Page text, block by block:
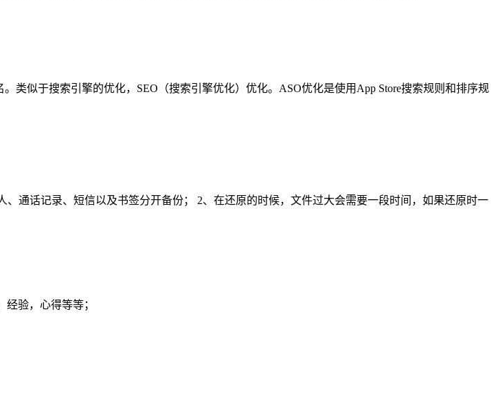
类似于搜索引擎的优化，SEO（搜索引擎优化）优化。ASO优化是使用App Store搜索规则和排序规
通话记录、短信以及书签分开备份； 2、在还原的时候，文件过大会需要一段时间，如果还原时一
验，心得等等；